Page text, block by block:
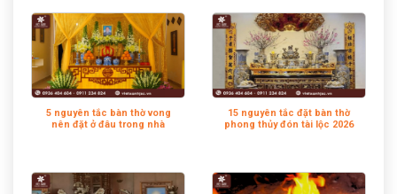
5 nguyên tắc bàn thờ vong
nên đặt ở đâu trong nhà
15 nguyên tắc đặt bàn thờ
phong thủy đón tài lộc 2026